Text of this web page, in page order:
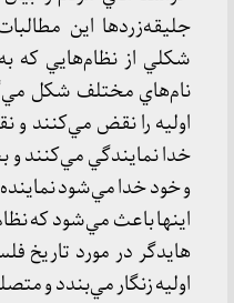
جليقه‌زردها اين
شكلي از نظام‌هايي كه
نام‌هاي مختلف شكل
اوليه را نقض مي‌كنند
خدا نمايندگي مي‌كنند
و خود خدا مي‌شود
اينها باعث مي‌شود كه
هايدگر در مورد
اوليه زنگار مي‌بندد و